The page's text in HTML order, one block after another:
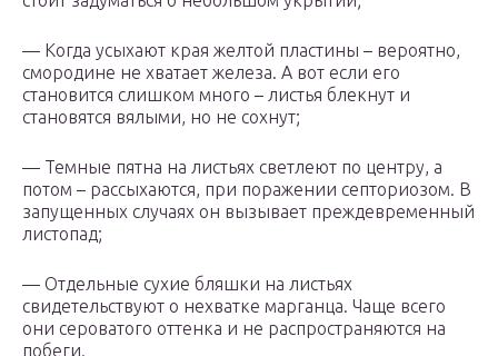
— Когда усыхают края желтой пластины – вероятно,
смородине не хватает железа. А вот если его
становится слишком много – листья блекнут и
становятся вялыми, но не сохнут;
— Темные пятна на листьях светлеют по центру, а
потом – рассыхаются, при поражении септориозом. В
запущенных случаях он вызывает преждевременный
листопад;
— Отдельные сухие бляшки на листьях
свидетельствуют о нехватке марганца. Чаще всего
они сероватого оттенка и не распространяются на
побеги.